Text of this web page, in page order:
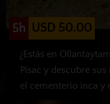
5h USD 50.00
¿Estás en
Pisac y descubre
el cementerio inca y